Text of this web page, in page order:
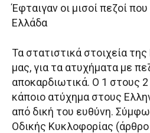
Έφταιγαν οι μισοί πεζοί
Ελλάδα
Τα στατιστικά στοιχεία
μας, για τα ατυχήματα με
αποκαρδιωτικά. Ο 1 στους
κάποιο ατύχημα στους
από δική του ευθύνη.
Οδικής Κυκλοφορίας